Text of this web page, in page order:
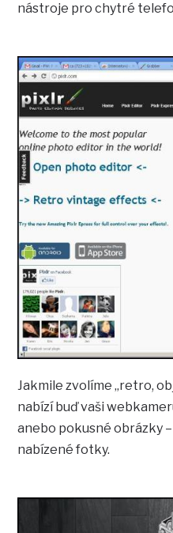
nástroje pro chytré
Jakmile zvolíme „retro,
nabízí buď vaši
anebo pokusné obrázky
nabízené fotky.